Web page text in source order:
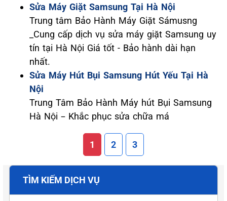
Sửa Máy Giặt Samsung Tại Hà Nội
Trung tâm Bảo Hành Máy Giặt Sámusng
_Cung cấp dịch vụ sửa máy giặt Samsung uy
tín tại Hà Nội Giá tốt - Bảo hành dài hạn
nhất.
Sửa Máy Hút Bụi Samsung Hút Yếu Tại Hà
Nội
Trung Tâm Bảo Hành Máy hút Bụi Samsung
Hà Nội – Khắc phục sửa chữa má
1 2 3
TÌM KIẾM DỊCH VỤ